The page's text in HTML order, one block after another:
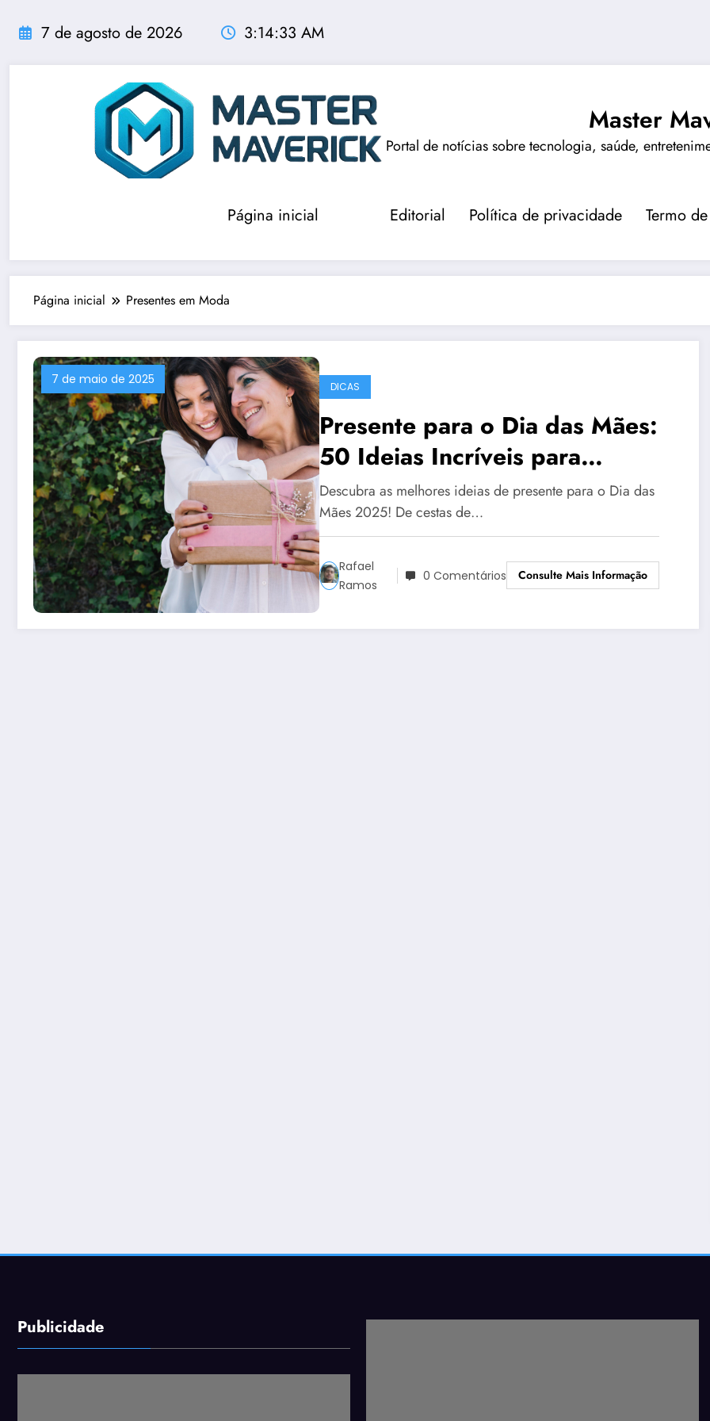
para
conteúdo
7 de agosto de 2026 3:14:33 AM
Master
Portal de notícias sobre tecnologia, saúde,
Página inicial Editorial Política de privacidade Termo
Página inicial Presentes em Moda
7 de maio de 2025 DICAS
Presente para o Dia das Mães:
50 Ideias Incríveis para
Surpreender em 2025
Descubra as melhores ideias de presente para o Dia das
Mães 2025! De cestas de…
Rafael
Ramos
0 Comentários Consulte Mais Informação
Publicidade